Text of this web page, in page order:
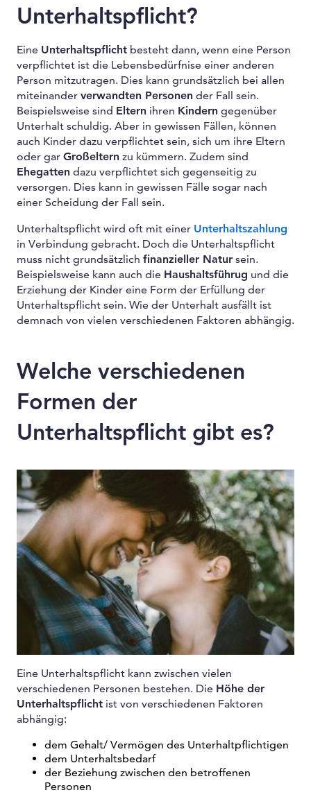
Unterhaltspflicht?
Eine Unterhaltspflicht besteht dann, wenn eine Person
verpflichtet ist die Lebensbedürfnise einer anderen
Person mitzutragen. Dies kann grundsätzlich bei allen
miteinander verwandten Personen der Fall sein.
Beispielsweise sind Eltern ihren Kindern gegenüber
Unterhalt schuldig. Aber in gewissen Fällen, können
auch Kinder dazu verpflichtet sein, sich um ihre Eltern
oder gar Großeltern zu kümmern. Zudem sind
Ehegatten dazu verpflichtet sich gegenseitig zu
versorgen. Dies kann in gewissen Fälle sogar nach
einer Scheidung der Fall sein.
Unterhaltspflicht wird oft mit einer Unterhaltszahlung
in Verbindung gebracht. Doch die Unterhaltspflicht
muss nicht grundsätzlich finanzieller Natur sein.
Beispielsweise kann auch die Haushaltsführug und die
Erziehung der Kinder eine Form der Erfüllung der
Unterhaltspflicht sein. Wie der Unterhalt ausfällt ist
demnach von vielen verschiedenen Faktoren abhängig.
Welche verschiedenen
Formen der
Unterhaltspflicht gibt es?
Eine Unterhaltspflicht kann zwischen vielen
verschiedenen Personen bestehen. Die Höhe der
Unterhaltspflicht ist von verschiedenen Faktoren
abhängig:
dem Gehalt/ Vermögen des Unterhaltpflichtigen
dem Unterhaltsbedarf
der Beziehung zwischen den betroffenen
Personen